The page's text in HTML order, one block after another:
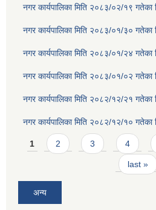
नगर कार्यपालिका मिति २०८३/०२/१९ गतेका
नगर कार्यपालिका मिति २०८३/०१/३० गतेका
नगर कार्यपालिका मिति २०८३/०१/२४ गतेका
नगर कार्यपालिका मिति २०८३/०१/०२ गतेका
नगर कार्यपालिका मिति २०८२/१२/२१ गतेका
नगर कार्यपालिका मिति २०८२/१२/१० गतेका
Pages
1 2 3 4
last »
अन्य